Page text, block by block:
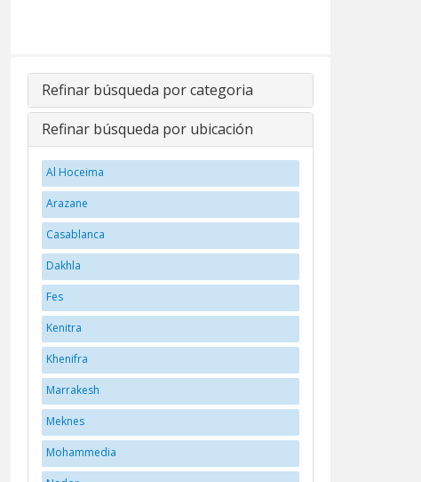
Refinar búsqueda por categoria
Refinar búsqueda por ubicación
Al Hoceima
Arazane
Casablanca
Dakhla
Fes
Kenitra
Khenifra
Marrakesh
Meknes
Mohammedia